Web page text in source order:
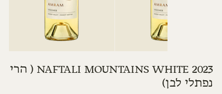
NAFTALI MOUNTAINS WHITE 2023 ( הרי
נפתלי לבן)